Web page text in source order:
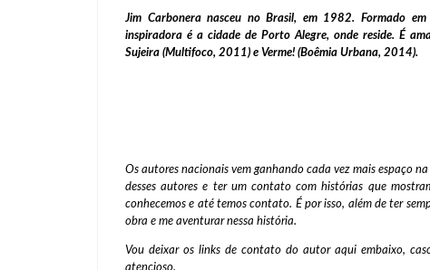
Jim Carbonera nasceu no Brasil, em 1982. Formado
inspiradora é a cidade de Porto Alegre, onde reside. É
Sujeira (Multifoco, 2011) e Verme! (Boêmia Urbana, 2014).
Os autores nacionais vem ganhando cada vez mais espaço
desses autores e ter um contato com histórias que
conhecemos e até temos contato. É por isso, além de ter
obra e me aventurar nessa história.
Vou deixar os links de contato do autor aqui embaixo,
atencioso.